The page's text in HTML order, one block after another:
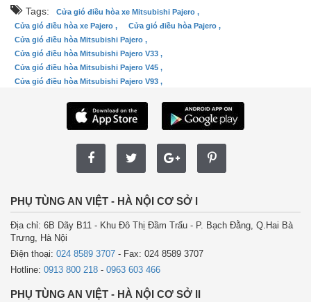
Tags:
Cửa gió điều hòa xe Mitsubishi Pajero ,
Cửa gió điều hòa xe Pajero ,
Cửa gió điều hòa Pajero ,
Cửa gió điều hòa Mitsubishi Pajero ,
Cửa gió điều hòa Mitsubishi Pajero V33 ,
Cửa gió điều hòa Mitsubishi Pajero V45 ,
Cửa gió điều hòa Mitsubishi Pajero V93 ,
PHỤ TÙNG AN VIỆT - HÀ NỘI CƠ SỞ I
Địa chỉ: 6B Dãy B11 - Khu Đô Thị Đầm Trấu - P. Bạch Đằng, Q.Hai Bà
Trưng, Hà Nội
Điện thoại: 024 8589 3707 - Fax: 024 8589 3707
Hotline: 0913 800 218 - 0963 603 466
PHỤ TÙNG AN VIỆT - HÀ NỘI CƠ SỞ II